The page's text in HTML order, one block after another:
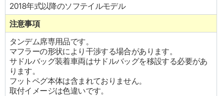
2018年式以降のソフテイルモデル
注意事項
タンデム席専用品です。
マフラーの形状により干渉する場合があります。
サドルバッグ装着車両はサドルバッグを移設する必要があ
ります。
フットペグ本体は含まれておりません。
取付イメージは色違いです。